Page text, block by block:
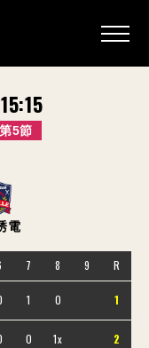
15:15
第5節
電
7 8 9 R
1 0 1
0 1x 2